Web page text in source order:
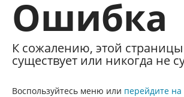
Ошибка
К сожалению, этой
существует или никогда не
Воспользуйтесь меню или перейдите на